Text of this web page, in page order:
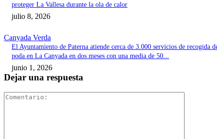
proteger La Vallesa durante la ola de calor
julio 8, 2026
Canyada Verda
El Ayuntamiento de Paterna atiende cerca de 3.000 servicios de recogida
poda en La Canyada en dos meses con una media de 50...
junio 1, 2026
Dejar una respuesta